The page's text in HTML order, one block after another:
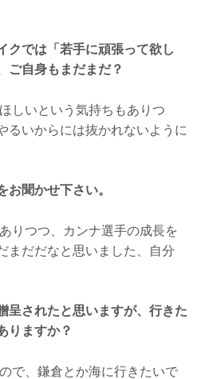
では「若手に頑張って欲し
ご自身もまだまだ？
しいという気持ちもありつ
るいからには抜かれないように
聞かせ下さい。
りつつ、カンナ選手の成長を
まだだなと思いました、自分
されたと思いますが、行きた
りますか？
で、鎌倉とか海に行きたいで